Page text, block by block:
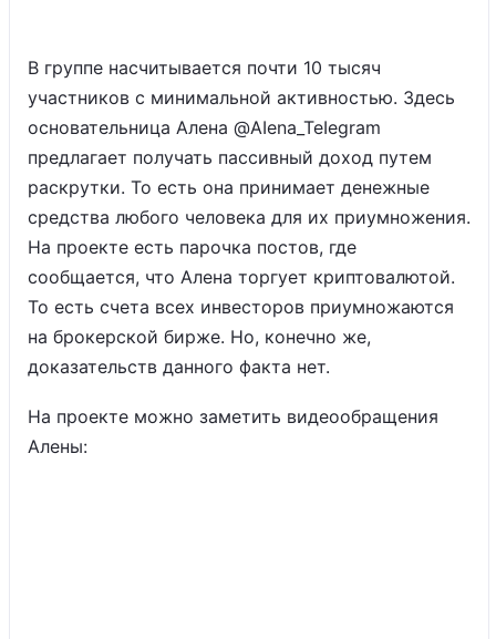
В группе насчитывается почти 10 тысяч
участников с минимальной активностью. Здесь
основательница Алена @AIena_TeIegram
предлагает получать пассивный доход путем
раскрутки. То есть она принимает денежные
средства любого человека для их приумножения.
На проекте есть парочка постов, где
сообщается, что Алена торгует криптовалютой.
То есть счета всех инвесторов приумножаются
на брокерской бирже. Но, конечно же,
доказательств данного факта нет.
На проекте можно заметить видеообращения
Алены: